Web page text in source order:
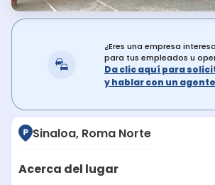
¿Eres una empresa
para tus empleados u
Da clic aquí para
y hablar con un agente
Sinaloa, Roma Norte
Acerca del lugar